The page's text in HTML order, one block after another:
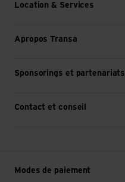
Location & Services
Apropos Transa
Sponsorings et partenariats
Contact et conseil
Modes de paiement